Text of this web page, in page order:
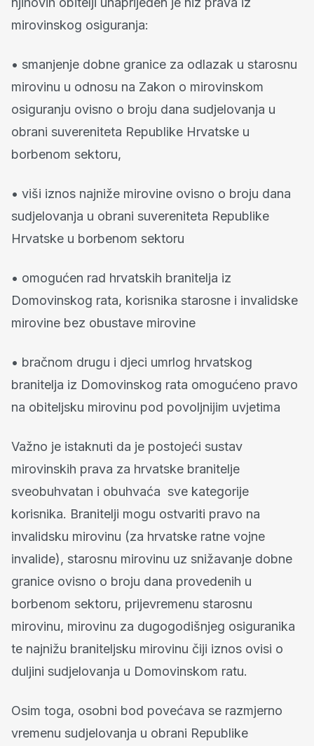
mirovinskog osiguranja:
• smanjenje dobne granice za odlazak u starosnu
mirovinu u odnosu na Zakon o mirovinskom
osiguranju ovisno o broju dana sudjelovanja u
obrani suvereniteta Republike Hrvatske u
borbenom sektoru,
• viši iznos najniže mirovine ovisno o broju dana
sudjelovanja u obrani suvereniteta Republike
Hrvatske u borbenom sektoru
• omogućen rad hrvatskih branitelja iz
Domovinskog rata, korisnika starosne i invalidske
mirovine bez obustave mirovine
• bračnom drugu i djeci umrlog hrvatskog
branitelja iz Domovinskog rata omogućeno pravo
na obiteljsku mirovinu pod povoljnijim uvjetima
Važno je istaknuti da je postojeći sustav
mirovinskih prava za hrvatske branitelje
sveobuhvatan i obuhvaća sve kategorije
korisnika. Branitelji mogu ostvariti pravo na
invalidsku mirovinu (za hrvatske ratne vojne
invalide), starosnu mirovinu uz snižavanje dobne
granice ovisno o broju dana provedenih u
borbenom sektoru, prijevremenu starosnu
mirovinu, mirovinu za dugogodišnjeg osiguranika
te najnižu braniteljsku mirovinu čiji iznos ovisi o
duljini sudjelovanja u Domovinskom ratu.
Osim toga, osobni bod povećava se razmjerno
vremenu sudjelovanja u obrani Republike